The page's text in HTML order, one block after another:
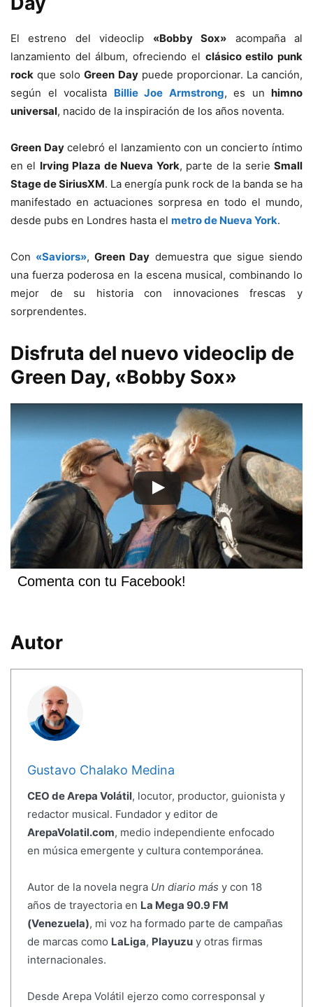
El estreno del videoclip «Bobby Sox» acompaña al
lanzamiento del álbum, ofreciendo el clásico estilo punk
rock que soloGreen Daypuede proporcionar. La canción,
según el vocalista Billie Joe Armstrong, es un himno
universal, nacido de la inspiración de los años noventa.
Green Daycelebró el lanzamiento con un concierto íntimo
en el Irving Plaza de Nueva York, parte de la serieSmall
Stage de SiriusXM. La energía punk rock de la banda se ha
manifestado en actuaciones sorpresa en todo el mundo,
desde pubs en Londres hasta el metro de Nueva York.
Con «Saviors»,Green Day demuestra que sigue siendo
una fuerza poderosa en la escena musical, combinando lo
mejor de su historia con innovaciones frescas y
sorprendentes.
Disfruta del nuevo videoclip de
Green Day, «Bobby Sox»
Comenta con tu Facebook!
Autor
Gustavo Chalako Medina
CEO de Arepa Volátil, locutor, productor, guionista y
redactor musical. Fundador y editor de
ArepaVolatil.com, medio independiente enfocado
en música emergente y cultura contemporánea.
Autor de la novela negra Un diario más y con 18
años de trayectoria en La Mega 90.9 FM
(Venezuela), mi voz ha formado parte de campañas
de marcas como LaLiga, Playuzuy otras firmas
internacionales.
Desde Arepa Volátil ejerzo como corresponsal y